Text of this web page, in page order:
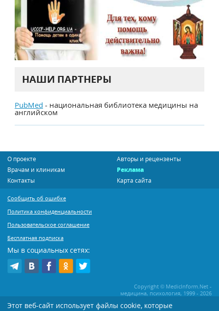
НАШИ ПАРТНЕРЫ
PubMed - национальная библиотека медицины на
английском
О проекте
Авторы и рецензенты
Врачам и клиникам
Реклама
Контакты
Карта сайта
Сообщить об ошибке
Политика конфиденциальности
Пользовательское соглашение
Бесплатная подписка
Мы в социальных сетях:
Copyright © MedicInform.Net -
медицина, психология, 1999 - 2026
Этот веб-сайт использует файлы cookie, которые